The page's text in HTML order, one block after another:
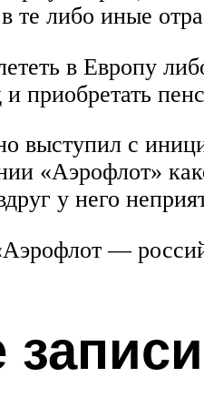
те либо иные
в Европу
и приобретать
выступил с
«Аэрофлот»
у него
—